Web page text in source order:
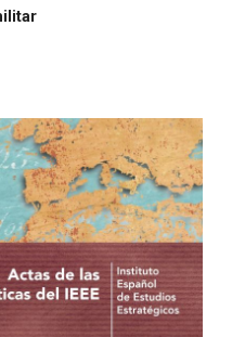
php - assumed
a future version of PHP)
publicaciones.php